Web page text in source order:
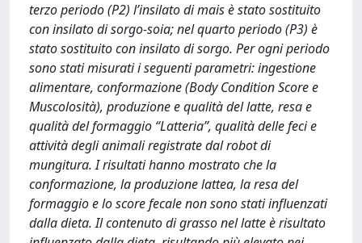
terzo periodo (P2) l’insilato di mais è stato sostituito
con insilato di sorgo-soia; nel quarto periodo (P3) è
stato sostituito con insilato di sorgo. Per ogni periodo
sono stati misurati i seguenti parametri: ingestione
alimentare, conformazione (Body Condition Score e
Muscolosità), produzione e qualità del latte, resa e
qualità del formaggio “Latteria”, qualità delle feci e
attività degli animali registrate dal robot di
mungitura. I risultati hanno mostrato che la
conformazione, la produzione lattea, la resa del
formaggio e lo score fecale non sono stati influenzati
dalla dieta. Il contenuto di grasso nel latte è risultato